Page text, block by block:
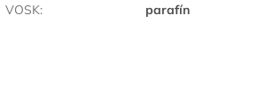
VOSK: parafín